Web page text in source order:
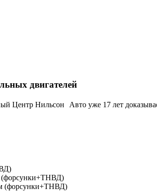
двигателей
Центр Нильсон Авто уже 17 лет
(форсунки+ТНВД)
(форсунки+ТНВД)